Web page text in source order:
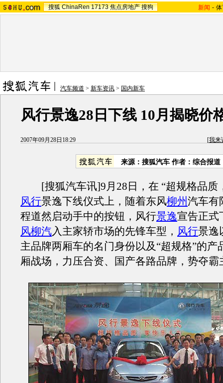
搜狐 ChinaRen 17173 焦点房地产 搜狗 新闻 -
汽车频道 > 新车资讯 > 国内新车
风行景逸28日下线 10月揭晓价
2007年09月28日18:29 [我来
来源：搜狐汽车 作者：综合报道
[搜狐汽车讯]9月28日，在 “超规格品质
风行景逸下线仪式上，随着东风柳州汽车有
程道然启动手中的按钮，风行景逸宣告正式
风柳汽入主家轿市场的先锋车型， 风行景逸
主品牌两厢车的名门身份以及“超规格”的产
厢战场，力压合资、国产各路品牌，势夺霸